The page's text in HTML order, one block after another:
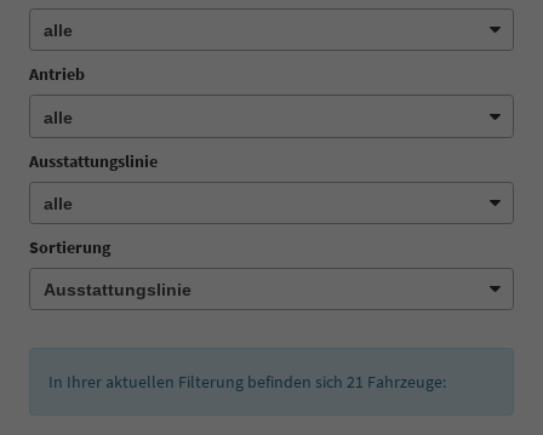
Antrieb
Ausstattungslinie
Sortierung
In Ihrer aktuellen Filterung befinden sich 21 Fahrzeuge: